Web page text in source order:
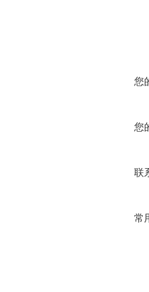
您
您
联
常